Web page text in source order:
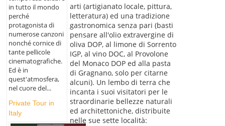
in tutto il mondo
perché
protagonista di
numerose canzoni
nonché cornice di
tante pellicole
cinematografiche.
Ed è in
quest'atmosfera,
nel cuore del...
Private Tour in
Italy
arti (artigianato locale, pittura,
letteratura) ed una tradizione
gastronomica senza pari (basti
pensare all'olio extravergine di
oliva DOP, al limone di Sorrento
IGP, al vino DOC, al Provolone
del Monaco DOP ed alla pasta
di Gragnano, solo per citarne
alcuni). Un lembo di terra che
incanta i suoi visitatori per le
straordinarie bellezze naturali
ed architettoniche, distribuite
nelle sue sette località: